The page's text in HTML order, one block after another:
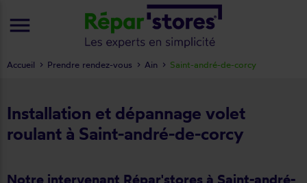
Installation et dépannage volet
roulant à Saint-andré-de-corcy
Notre intervenant Répar'stores à Saint-andré-
Accueil Prendre rendez-vous Ain Saint-andré-de-corcy
menu